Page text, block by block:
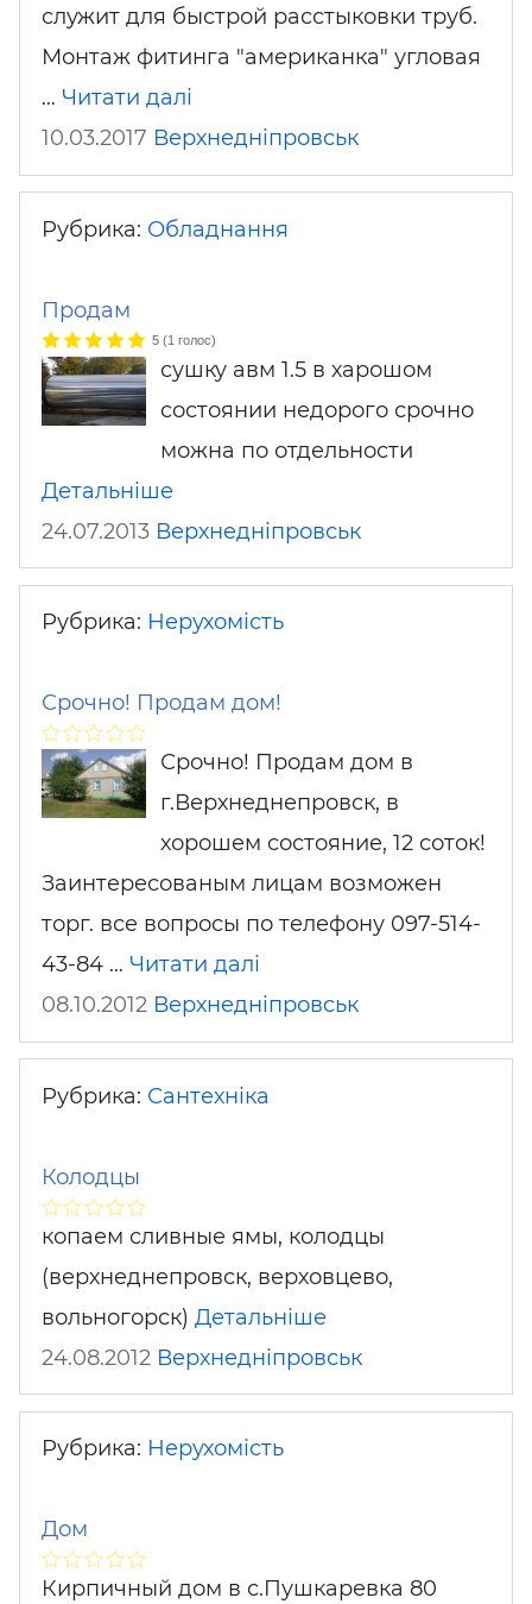
служит для быстрой расстыковки труб.
Монтаж фитинга "американка" угловая
… Читати далі
10.03.2017 Верхнедніпровськ
Рубрика: Обладнання
Продам
5 (1 голос)
сушку авм 1.5 в харошом
состоянии недорого срочно
можна по отдельности
Детальніше
24.07.2013 Верхнедніпровськ
Рубрика: Нерухомість
Срочно! Продам дом!
Срочно! Продам дом в
г.Верхнеднепровск, в
хорошем состояние, 12 соток!
Заинтересованым лицам возможен
торг. все вопросы по телефону 097-514-
43-84 … Читати далі
08.10.2012 Верхнедніпровськ
Рубрика: Сантехніка
Колодцы
копаем сливные ямы, колодцы
(верхнеднепровск, верховцево,
вольногорск) Детальніше
24.08.2012 Верхнедніпровськ
Рубрика: Нерухомість
Дом
Кирпичный дом в с.Пушкаревка 80